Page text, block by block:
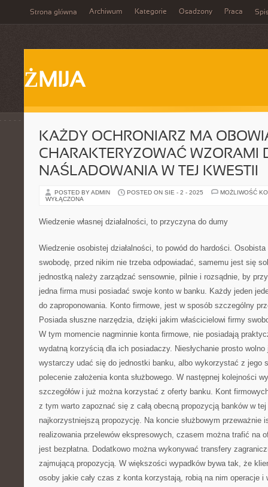
Strona główna Archiwum Kategorie Osadzony Praca
ŻMIJA
KAŻDY OCHRONIARZ MA
CHARAKTERYZOWAĆ WZORAMI
NAŚLADOWANIA W TEJ KWESTII
POSTED BY ADMIN POSTED ON SIE - 2 - 2025
MOŻLIWOŚĆ
WYŁĄCZONA
Wiedzenie własnej działalności, to przyczyna do dumy
Wiedzenie osobistej działalności, to powód do hardości.
swobodę, przed nikim nie trzeba odpowiadać, samemu jest się
jednostką należy zarządzać sensownie, pilnie i rozsądnie, by
jedna firma musi posiadać swoje konto w banku. Każdy jeden
do zaproponowania. Konto firmowe, jest w sposób szczególny
Posiada słuszne narzędzia, dzięki jakim właścicielowi firmy
W tym momencie nagminnie konta firmowe, nie posiadają
wydatną korzyścią dla ich posiadaczy. Niesłychanie prosto wolno
wystarczy udać się do jednostki banku, albo wykorzystać z jego
polecenie założenia konta służbowego. W następnej kolejności
szczegółów i już można korzystać z oferty banku. Kont
z tym warto zapoznać się z całą obecną propozycją banków w
najkorzystniejszą propozycję. Na koncie służbowym przeważnie
realizowania przelewów ekspresowych, czasem można trafić na
jest bezpłatna. Dodatkowo można wykonywać transfery
zajmującą propozycją. W większości wypadków bywa tak, że
osoby jakie cały czas z konta korzystają, robią na nim operacje i